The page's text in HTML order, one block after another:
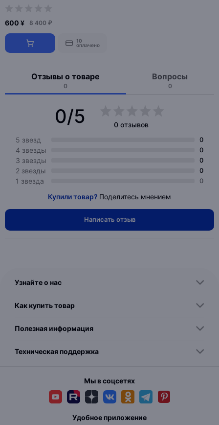
600 ¥ 8 400 ₽
10
оплачено
Отзывы о товаре
0
Вопросы
0
0/5
0 отзывов
5 звезд
0
4 звезды 0
3 звезды 0
2 звезды 0
1 звезда 0
Купили товар? Поделитесь мнением
Написать отзыв
Узнайте о нас
Как купить товар
Полезная информация
Техническая поддержка
Мы в соцсетях
Удобное приложение